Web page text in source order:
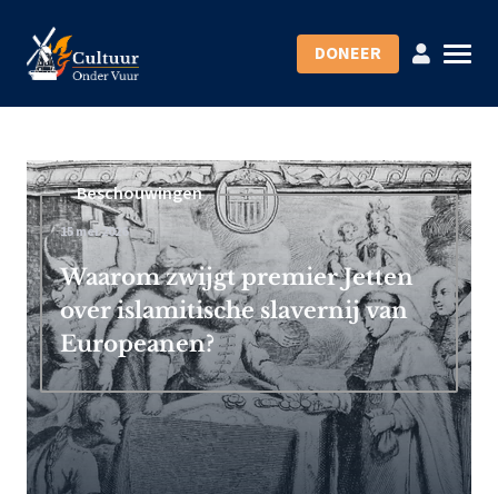
DONEER
Beschouwingen
15 mei 2026
Waarom zwijgt premier Jetten
over islamitische slavernij van
Europeanen?